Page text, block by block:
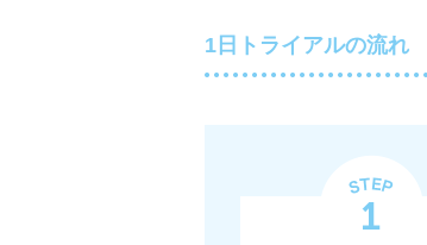
1日トライアルの流れ